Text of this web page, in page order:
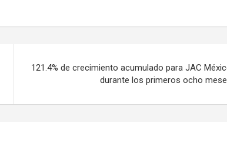
121.4% de crecimiento acumulado para JAC
durante los primeros ocho